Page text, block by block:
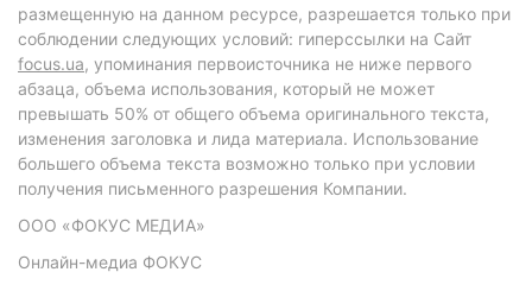
размещенную на данном ресурсе, разрешается только при
соблюдении следующих условий: гиперссылки на Сайт
focus.ua, упоминания первоисточника не ниже первого
абзаца, объема использования, который не может
превышать 50% от общего объема оригинального текста,
изменения заголовка и лида материала. Использование
большего объема текста возможно только при условии
получения письменного разрешения Компании.
ООО «ФОКУС МЕДИА»
Онлайн-медиа ФОКУС